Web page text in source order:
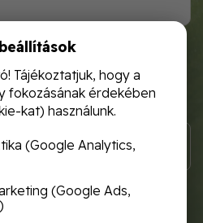
Tájékoztatjuk, hogy a
fokozásának érdekében
kat) használunk.
(Google Analytics,
(Google Ads,